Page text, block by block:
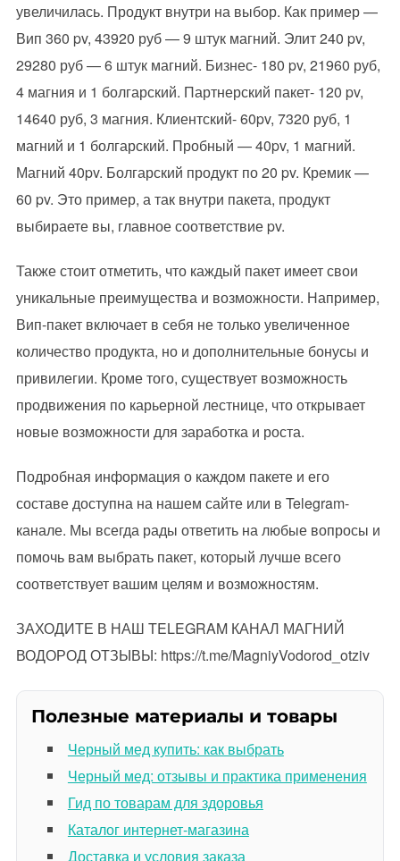
увеличилась. Продукт внутри на выбор. Как пример —
Вип 360 pv, 43920 руб — 9 штук магний. Элит 240 pv,
29280 руб — 6 штук магний. Бизнес- 180 pv, 21960 руб,
4 магния и 1 болгарский. Партнерский пакет- 120 pv,
14640 руб, 3 магния. Клиентский- 60pv, 7320 руб, 1
магний и 1 болгарский. Пробный — 40pv, 1 магний.
Магний 40pv. Болгарский продукт по 20 pv. Кремик —
60 pv. Это пример, а так внутри пакета, продукт
выбираете вы, главное соответствие pv.
Также стоит отметить, что каждый пакет имеет свои
уникальные преимущества и возможности. Например,
Вип-пакет включает в себя не только увеличенное
количество продукта, но и дополнительные бонусы и
привилегии. Кроме того, существует возможность
продвижения по карьерной лестнице, что открывает
новые возможности для заработка и роста.
Подробная информация о каждом пакете и его
составе доступна на нашем сайте или в Telegram-
канале. Мы всегда рады ответить на любые вопросы и
помочь вам выбрать пакет, который лучше всего
соответствует вашим целям и возможностям.
ЗАХОДИТЕ В НАШ TELEGRAM КАНАЛ МАГНИЙ
ВОДОРОД ОТЗЫВЫ: https://t.me/MagniyVodorod_otziv
Полезные материалы и товары
Черный мед купить: как выбрать
Черный мед: отзывы и практика применения
Гид по товарам для здоровья
Каталог интернет-магазина
Доставка и условия заказа